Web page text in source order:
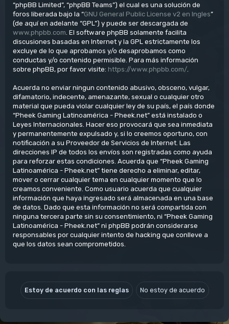
“phpBB Limited”, “phpBB Teams”) el cual es una solución de
foros liberada bajo la “GNU General Public License v2 en Ingles”
(de aquí en adelante “GPL”) y puede ser descargada de
www.phpbb.com . El software phpBB solamente facilita
discusiones basadas en Internet y la GPL estrictamente los
excluye de lo que aprobamos y/o desaprobamos como
conductas y/o contenido permisible. Para más información
sobre phpBB, por favor visite: https://www.phpbb.com/
Acuerda no enviar ningun contenido abusivo, obsceno, vulgar,
difamatorio, indecente, amenazante, sexual o cualquier otro
material que pueda violar cualquier ley de su país, el país donde
“Pheek Gaming Latinoamérica - Pheek.net” está instalado o
Leyes Internacionales. Hacer eso provocará que sea inmediata
y permanentemente expulsado y, si lo creemos oportuno, con
notificación a su Proveedor de Servicios de Internet. Las
direcciones IP de todos los envíos son registradas como ayuda
para reforzar estas condiciones. Acuerda que “Pheek Gaming
Latinoamérica - Pheek.net” tiene derecho a eliminar, editar,
mover o cerrar cualquier tema en cualquier momento que lo
creamos conveniente. Como usuario acuerda que cualquier
información que haya ingresado será almacenada en una base
de datos. Dado que esta información no será compartida con
ninguna tercera parte sin su consentimiento, ni “Pheek Gaming
Latinoamérica - Pheek.net” ni phpBB podrán considerarse
responsables por cualquier intento de hacking que conlleve a
que los datos sean comprometidos.